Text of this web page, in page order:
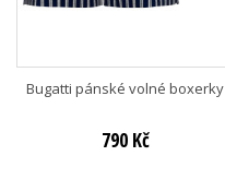
Bugatti pánské volné boxerky
790 Kč